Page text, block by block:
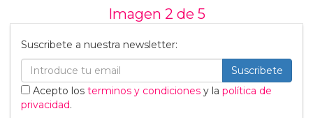
Imagen 2 de 5
Suscribete a nuestra newsletter:
Suscribete
Acepto los terminos y condiciones y la política de
privacidad.